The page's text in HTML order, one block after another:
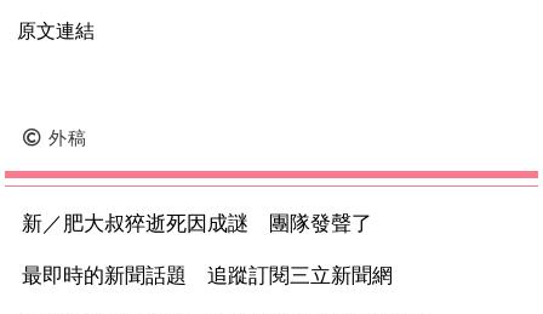
原文連結
外稿
新／肥大叔猝逝死因成謎 團隊發聲了
最即時的新聞話題 追蹤訂閱三立新聞網